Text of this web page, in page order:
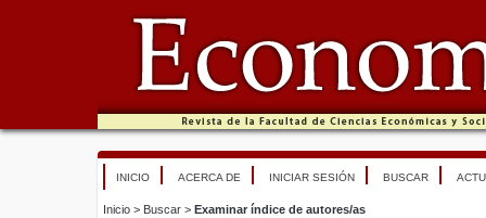
INICIO ACERCA DE INICIAR SESIÓN BUSCAR
Inicio > Buscar > Examinar índice de autores/as